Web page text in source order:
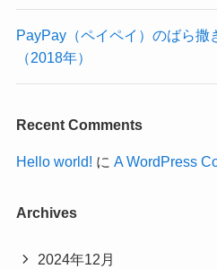
PayPay（ペイペイ）のばら撒
（2018年）
Recent Comments
Hello world! に A WordPress
Archives
2024年12月